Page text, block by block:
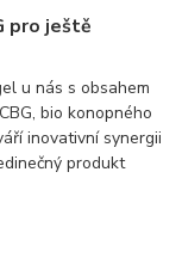
pro ještě
u nás s obsahem
bio konopného
inovativní synergii
produkt